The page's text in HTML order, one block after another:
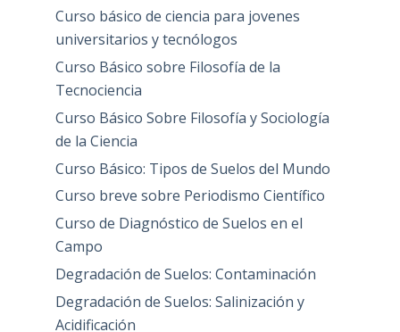
Curso básico de ciencia para jovenes
universitarios y tecnólogos
Curso Básico sobre Filosofía de la
Tecnociencia
Curso Básico Sobre Filosofía y Sociología
de la Ciencia
Curso Básico: Tipos de Suelos del Mundo
Curso breve sobre Periodismo Científico
Curso de Diagnóstico de Suelos en el
Campo
Degradación de Suelos: Contaminación
Degradación de Suelos: Salinización y
Acidificación